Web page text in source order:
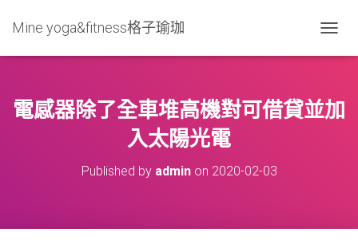
Mine yoga&fitness格子瑜珈
O
L
E
電感器除了全車堆高機對可借貸並加
入太陽光電
Published by adminon 2020-02-03